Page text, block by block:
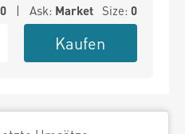
0| Ask: Market Size: 0
Kaufen